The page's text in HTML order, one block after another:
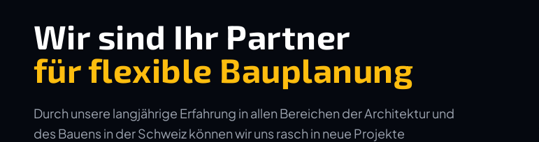
Wir sind Ihr Partner
für flexible Bauplanung
Durch unsere langjährige Erfahrung in allen Bereichen der Architektur und
des Bauens in der Schweiz können wir uns rasch in neue Projekte